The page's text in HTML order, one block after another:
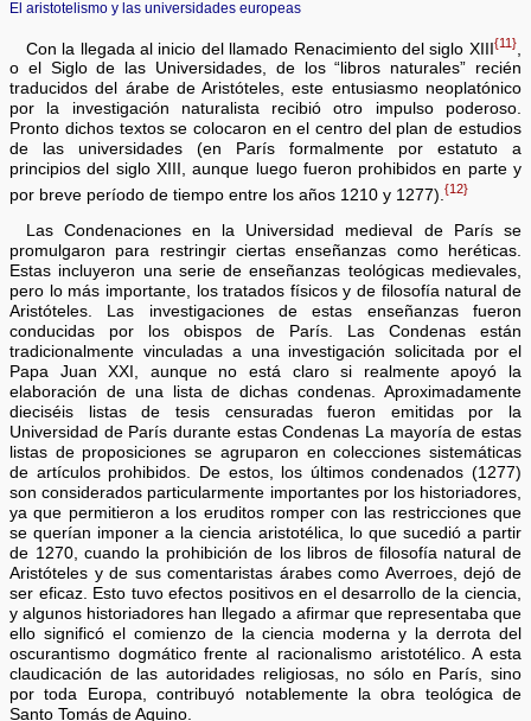
El aristotelismo y las universidades europeas
Con la llegada al inicio del llamado Renacimiento del siglo XIII{11},
o el Siglo de las Universidades, de los “libros naturales” recién
traducidos del árabe de Aristóteles, este entusiasmo neoplatónico
por la investigación naturalista recibió otro impulso poderoso.
Pronto dichos textos se colocaron en el centro del plan de estudios
de las universidades (en París formalmente por estatuto a
principios del siglo XIII, aunque luego fueron prohibidos en parte y
por breve período de tiempo entre los años 1210 y 1277).{12}
Las Condenaciones en la Universidad medieval de París se
promulgaron para restringir ciertas enseñanzas como heréticas.
Estas incluyeron una serie de enseñanzas teológicas medievales,
pero lo más importante, los tratados físicos y de filosofía natural de
Aristóteles. Las investigaciones de estas enseñanzas fueron
conducidas por los obispos de París. Las Condenas están
tradicionalmente vinculadas a una investigación solicitada por el
Papa Juan XXI, aunque no está claro si realmente apoyó la
elaboración de una lista de dichas condenas. Aproximadamente
dieciséis listas de tesis censuradas fueron emitidas por la
Universidad de París durante estas Condenas La mayoría de estas
listas de proposiciones se agruparon en colecciones sistemáticas
de artículos prohibidos. De estos, los últimos condenados (1277)
son considerados particularmente importantes por los historiadores,
ya que permitieron a los eruditos romper con las restricciones que
se querían imponer a la ciencia aristotélica, lo que sucedió a partir
de 1270, cuando la prohibición de los libros de filosofía natural de
Aristóteles y de sus comentaristas árabes como Averroes, dejó de
ser eficaz. Esto tuvo efectos positivos en el desarrollo de la ciencia,
y algunos historiadores han llegado a afirmar que representaba que
ello significó el comienzo de la ciencia moderna y la derrota del
oscurantismo dogmático frente al racionalismo aristotélico. A esta
claudicación de las autoridades religiosas, no sólo en París, sino
por toda Europa, contribuyó notablemente la obra teológica de
Santo Tomás de Aquino.